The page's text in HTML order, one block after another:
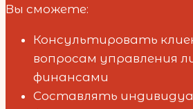
Вы сможете:
Консультировать
вопросам управления
финансами
Составлять